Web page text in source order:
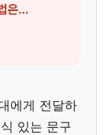
에게 전달하
있는 문구